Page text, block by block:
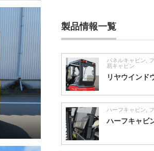
製品情報一覧
パネルキャビン
易キャビン
リヤウインド
ハーフキャビン
ハーフキャビ